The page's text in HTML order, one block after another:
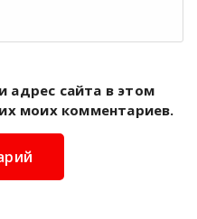
адрес сайта в этом
моих комментариев.